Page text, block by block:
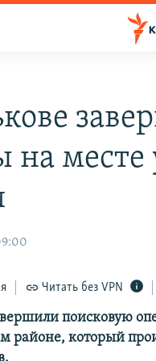
на месте
Читать без VPN
поисковую
районе, который